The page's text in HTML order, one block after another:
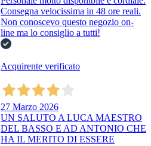
Consegna velocissima in 48 ore reali.
Non conoscevo questo negozio on-
line ma lo consiglio a tutti!
Acquirente verificato
27 Marzo 2026
UN SALUTO A LUCA MAESTRO
DEL BASSO E AD ANTONIO CHE
HA IL MERITO DI ESSERE